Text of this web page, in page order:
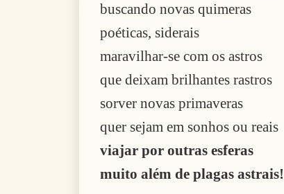
buscando novas quimeras
poéticas, siderais
maravilhar-se com os astros
que deixam brilhantes rastros
sorver novas primaveras
quer sejam em sonhos ou reais
viajar por outras esferas
muito além de plagas astrais!